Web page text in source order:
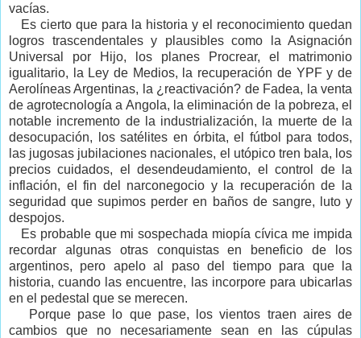
vacías.
Es cierto que para la historia y el reconocimiento quedan
logros trascendentales y plausibles como la Asignación
Universal por Hijo, los planes Procrear, el matrimonio
igualitario, la Ley de Medios, la recuperación de YPF y de
Aerolíneas Argentinas, la ¿reactivación? de Fadea, la venta
de agrotecnología a Angola, la eliminación de la pobreza, el
notable incremento de la industrialización, la muerte de la
desocupación, los satélites en órbita, el fútbol para todos,
las jugosas jubilaciones nacionales, el utópico tren bala, los
precios cuidados, el desendeudamiento, el control de la
inflación, el fin del narconegocio y la recuperación de la
seguridad que supimos perder en baños de sangre, luto y
despojos.
Es probable que mi sospechada miopía cívica me impida
recordar algunas otras conquistas en beneficio de los
argentinos, pero apelo al paso del tiempo para que la
historia, cuando las encuentre, las incorpore para ubicarlas
en el pedestal que se merecen.
Porque pase lo que pase, los vientos traen aires de
cambios que no necesariamente sean en las cúpulas